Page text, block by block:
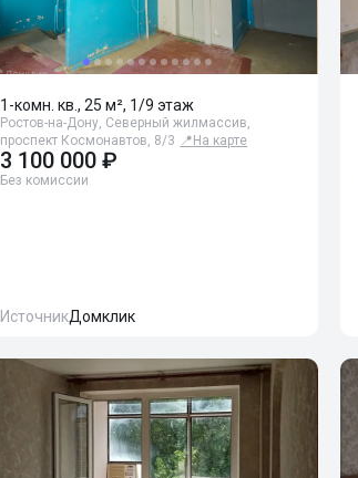
1-комн. кв., 25 м², 1/9 этаж
Ростов-на-Дону, Северный жилмассив,
проспект Космонавтов, 8/3 📍 На карте
3 100 000 ₽
Без комиссии
ИсточникДомклик